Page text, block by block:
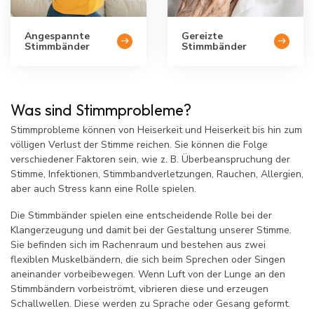
Angespannte
Stimmbänder
Gereizte
Stimmbänder
Was sind Stimmprobleme?
Stimmprobleme können von Heiserkeit und Heiserkeit bis hin zum
völligen Verlust der Stimme reichen. Sie können die Folge
verschiedener Faktoren sein, wie z. B. Überbeanspruchung der
Stimme, Infektionen, Stimmbandverletzungen, Rauchen, Allergien,
aber auch Stress kann eine Rolle spielen.
Die Stimmbänder spielen eine entscheidende Rolle bei der
Klangerzeugung und damit bei der Gestaltung unserer Stimme.
Sie befinden sich im Rachenraum und bestehen aus zwei
flexiblen Muskelbändern, die sich beim Sprechen oder Singen
aneinander vorbeibewegen. Wenn Luft von der Lunge an den
Stimmbändern vorbeiströmt, vibrieren diese und erzeugen
Schallwellen. Diese werden zu Sprache oder Gesang geformt.